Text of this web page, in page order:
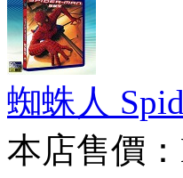
蜘蛛人
本店售價：